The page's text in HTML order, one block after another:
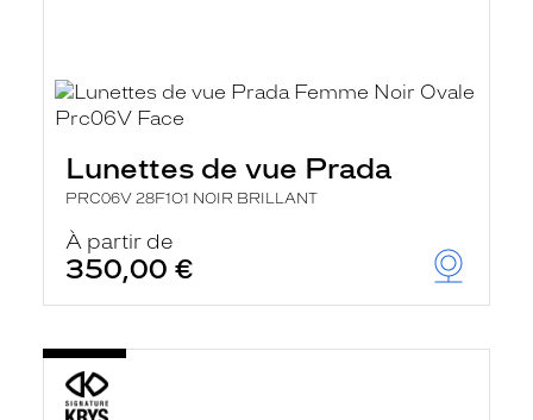
Lunettes de vue Prada
PRC06V 28F1O1 NOIR BRILLANT
À partir de
350,00 €